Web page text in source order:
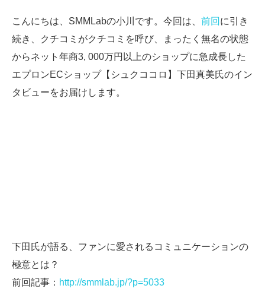
こんにちは、SMMLabの小川です。今回は、 前回 に引き
続き、クチコミがクチコミを呼び、まったく無名の状態
からネット年商3, 000万円以上のショップに急成長した
エプロンECショップ【シュクココロ】下田真美氏のイン
タビューをお届けします。
下田氏が語る、ファンに愛されるコミュニケーションの
極意とは？
前回記事： http://smmlab.jp/?p=5033